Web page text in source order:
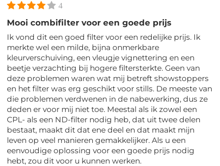
4
Mooi combifilter voor een goede prijs
Ik vond dit een goed filter voor een redelijke prijs. Ik
merkte wel een milde, bijna onmerkbare
kleurverschuiving, een vleugje vignettering en een
beetje verzachting bij hogere filtersterkte. Geen van
deze problemen waren wat mij betreft showstoppers
en het filter was erg geschikt voor stills. De meeste van
die problemen verdwenen in de nabewerking, dus ze
deden er voor mij niet toe. Meestal als ik zowel een
CPL- als een ND-filter nodig heb, dat uit twee delen
bestaat, maakt dit dat ene deel en dat maakt mijn
leven op veel manieren gemakkelijker. Als u een
eenvoudige oplossing voor een goede prijs nodig
hebt, zou dit voor u kunnen werken.